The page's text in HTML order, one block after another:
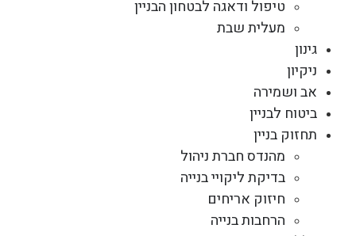
טיפול ודאגה לבטחון הבניין
מעלית שבת
גינון
ניקיון
אב ושמירה
ביטוח לבניין
תחזוק בניין
מהנדס חברת ניהול
בדיקת ליקויי בנייה
חיזוק אריחים
הרחבות בנייה